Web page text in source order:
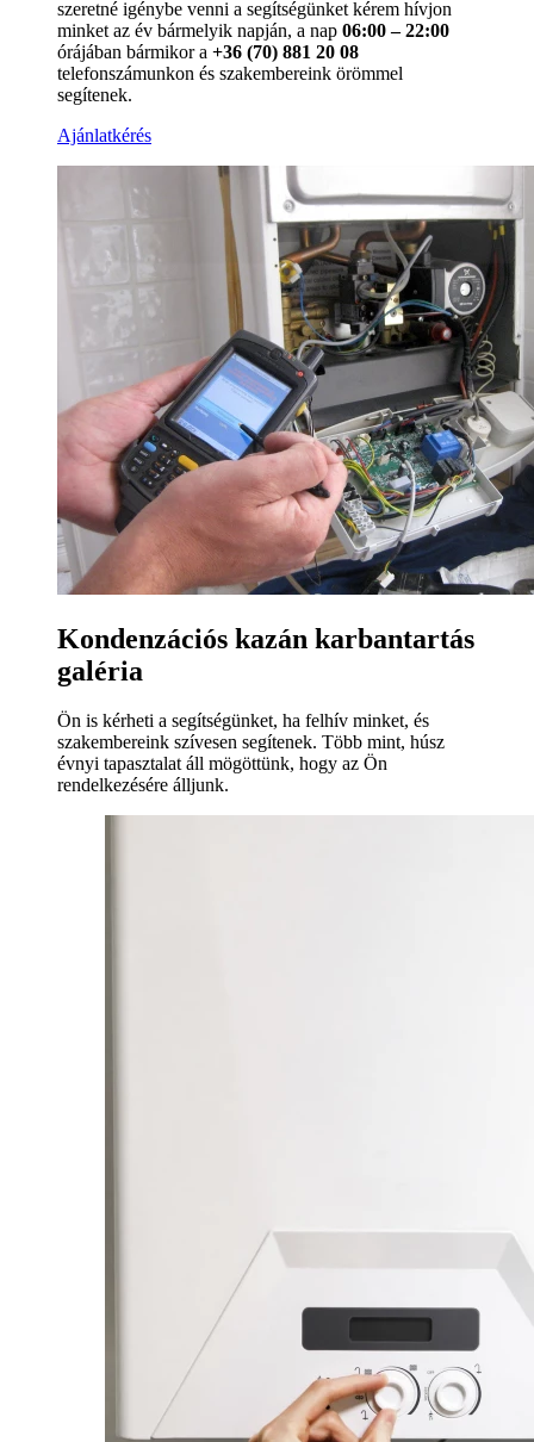
szeretné igénybe venni a segítségünket kérem hívjon
minket az év bármelyik napján, a nap 06:00 – 22:00
órájában bármikor a +36 (70) 881 20 08
telefonszámunkon és szakembereink örömmel
segítenek.
Ajánlatkérés
Kondenzációs kazán karbantartás
galéria
Ön is kérheti a segítségünket, ha felhív minket, és
szakembereink szívesen segítenek. Több mint, húsz
évnyi tapasztalat áll mögöttünk, hogy az Ön
rendelkezésére álljunk.